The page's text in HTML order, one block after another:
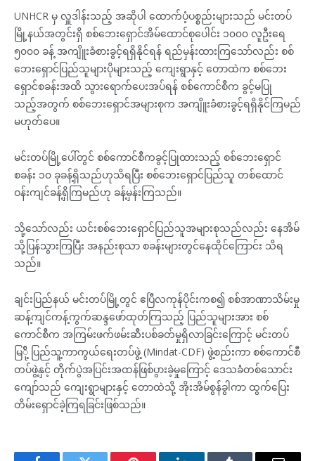
UNHCR မှ လှူဒါန်းသည့် အဆိုပါ ထောက်ပံ့ပစ္စည်းများသည် မင်းတပ်
မြို့နယ်အတွင်းရှိ စစ်ဘေးရှောင်အိမ်ထောင်စုပေါင်း ၁၀၀၀ လူဦးရေ
၅၀၀၀ ခန့် အကျိူးခံစားခွင့်ရရှိနိုင်ရန် ရည်မှန်းထားကြသော်လည်း စစ်
ဘေးရှောင်ပြည်သူများပိုများသည့် ကျေးရွာနှင့် တောထဲက စစ်ဘေး
ရှောင်စခန်းအထိ သွားရောက်ပေးအပ်ရန် စစ်ကောင်စီက ခွင့်မပြု
သည့်အတွက် စစ်ဘေးရှောင်အများစုက အကျိူးခံစားခွင့်ရရှိနိုင်ကြမည်
မဟုတ်ပေ။
မင်းတပ်မြို့ပေါ်တွင် စစ်ကောင်စီကခွင့်ပြုထားသည့် စစ်ဘေးရှောင်
စခန်း ၁၀ ခုခန့်ရှိသည်ဟုသိရပြီး စစ်ဘေးရှောင်ပြည်သူ တစ်ထောင်
ဝန်းကျင်ခန့်ရှိကြမည်ဟု ခန့်မှန်းကြသည်။
သို့သော်လည်း ယင်းစစ်ဘေးရှောင်ပြည်သူအများစုသည်လည်း နေအိမ်
သို့ပြန်သွားကြပြီး အနည်းစုသာ စခန်းများတွင်နေထိုင်ကြောင်း သိရ
သည်။
ချင်းပြည်နယ် မင်းတပ်မြို့တွင် ဧပြီလကုန်ပိုင်းကစ၍ စစ်အာဏာသိမ်းမှု
ဆန့်ကျင်ကန့်ကွက်ဆန္ဒဖော်ထုတ်ကြသည့် ပြည်သူများအား စစ်
ကောင်စီက အကြမ်းဖက်ဖမ်းဆီးပစ်ခတ်မှုရှိလာခြင်းကြောင့် မင်းတပ်
မြ်ို့ ပြည်သူ့ကာကွယ်ရေးတပ်ဖွဲ့ (Mindat-CDF) ဖွဲ့စည်းကာ စစ်ကောင်စီ
တပ်ဖွဲ့နှင့် တိုက်ပွဲအပြင်းအထန်ဖြစ်ပွားခဲ့မှုကြောင့် ဒေသခံတစ်သောင်း
ကျော်သည် ကျေးရွာများနှင့် တောထဲသို့ အိုးအိမ်စွန်ခွါကာ ထွက်ပြေး
တိမ်းရှောင်ခဲ့ကြရခြင်းဖြစ်သည်။